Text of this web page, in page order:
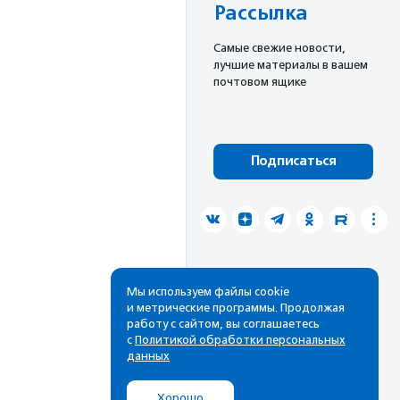
Рассылка
Cамые свежие новости,
лучшие материалы в вашем
почтовом ящике
Подписаться
Мы используем файлы cookie
и метрические программы. Продолжая
работу с сайтом, вы соглашаетесь
с Политикой обработки персональных
данных
Хорошо